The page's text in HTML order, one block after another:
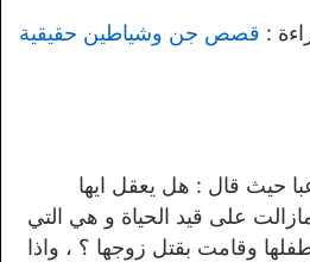
: قصص جن وشياطين حقيقية
حيث قال : هل يعقل ايها
على قيد الحياة و هي التي
وقامت بقتل زوجها ؟ ، واذا